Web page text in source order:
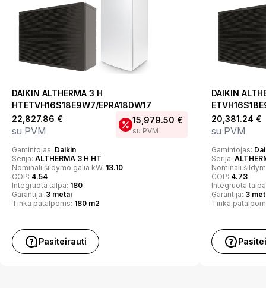
DAIKIN ALTHERMA 3 H
HTETVH16S18E9W7/EPRA18DW17
22,827.86 €
su PVM
15,979.50 €
su PVM
Gamintojas: Daikin
Serija: ALTHERMA 3 H HT
Nominali šildymo galia kW: 13.10
COP: 4.54
Integruota talpa: 180
Garantija: 3 metai
Tinka patalpoms: 180 m2
Pasiteirauti
DAIKIN
20,381.24 €
su PVM
Gamintojas:
Serija:
Nominali
COP: 4.73
Integruota
Garantija: 3
Tinka